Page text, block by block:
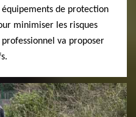
équipements de protection
minimiser les risques
va proposer